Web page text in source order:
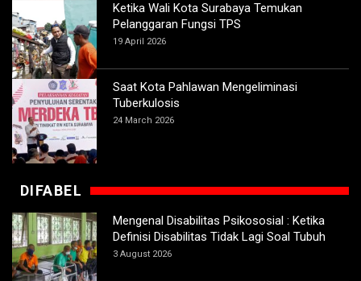
Ketika Wali Kota Surabaya Temukan
Pelanggaran Fungsi TPS
19 April 2026
Saat Kota Pahlawan Mengeliminasi
Tuberkulosis
24 March 2026
DIFABEL
Mengenal Disabilitas Psikososial : Ketika
Definisi Disabilitas Tidak Lagi Soal Tubuh
3 August 2026